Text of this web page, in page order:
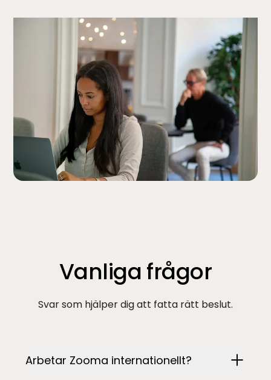
Vanliga frågor
Svar som hjälper dig att fatta rätt beslut.
Arbetar Zooma internationellt?